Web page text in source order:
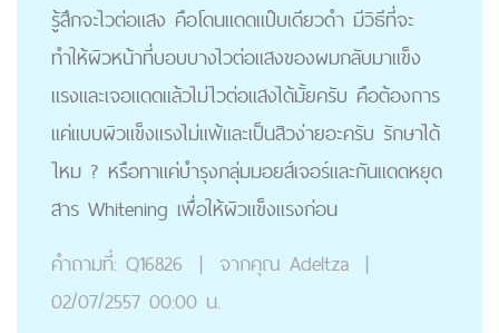
รู้สึกจะไวต่อแสง คือโดนแดดแป๊บเดียวดำ มีวิธีที่จะ
ทำให้ผิวหน้าที่บอบบางไวต่อแสงของผมกลับมาแข็ง
แรงและเจอแดดแล้วไม่ไวต่อแสงได้มั้ยครับ คือต้องการ
แค่แบบผิวแข็งแรงไม่แพ้และเป็นสิวง่ายอะครับ รักษาได้
ไหม ? หรือทาแค่บำรุงกลุ่มมอยส์เจอร์และกันแดดหยุด
สาร Whitening เพื่อให้ผิวแข็งแรงก่อน
คำถามที่: Q16826 | จากคุณ Adeltza |
02/07/2557 00:00 น.